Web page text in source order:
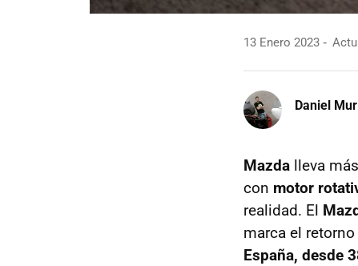
13 Enero 2023
Daniel
Mazda lleva
con motor
realidad. El
marca el
España, desde